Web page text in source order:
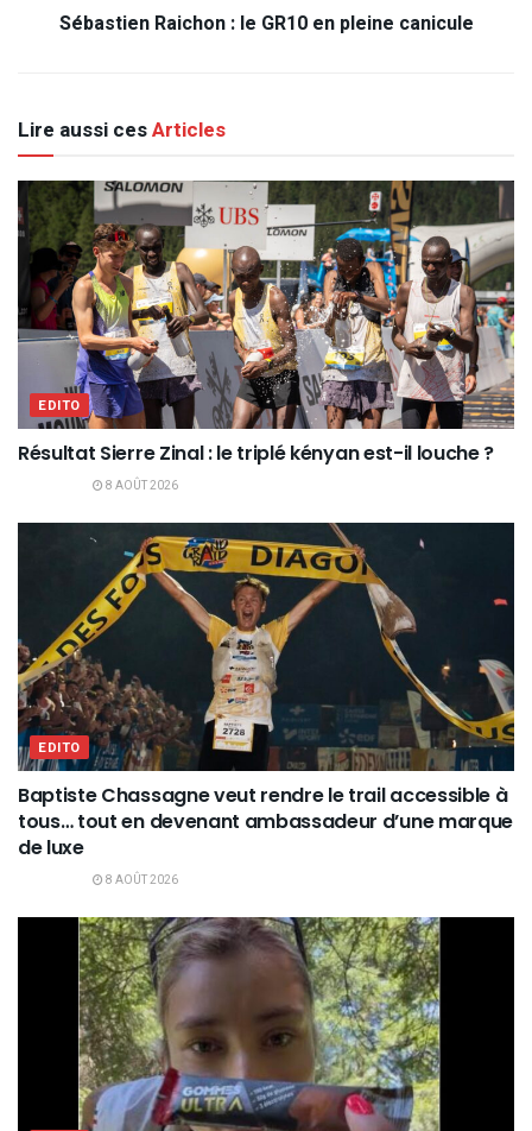
Sébastien Raichon : le GR10 en pleine canicule
Lire aussi cesArticles
EDITO
Résultat Sierre Zinal : le triplé kényan est-il louche ?
8 AOÛT 2026
EDITO
Baptiste Chassagne veut rendre le trail accessible à
tous… tout en devenant ambassadeur d’une marque
de luxe
8 AOÛT 2026